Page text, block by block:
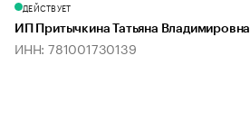
ДЕЙСТВУЕТ
ИП Притычкина Татьяна Владимировна
ИНН: 781001730139